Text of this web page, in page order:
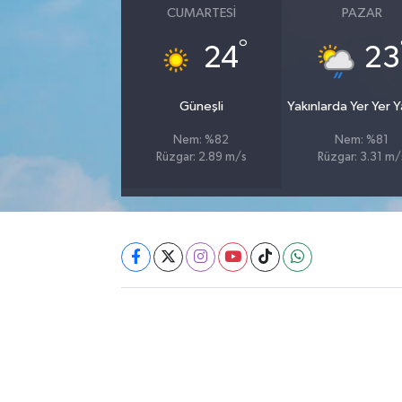
CUMARTESI
24°
Güneşli
Nem: %82
Rüzgar: 2.89 m/s
PAZAR
23
Yakınlarda Yer Yer
Nem: %81
Rüzgar: 3.31 m/